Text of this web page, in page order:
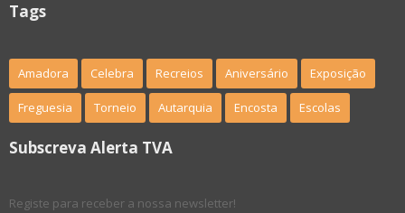
Tags
Amadora Celebra Recreios Aniversário Exposição
Freguesia Torneio Autarquia Encosta Escolas
Subscreva Alerta TVA
Registe para receber a nossa newsletter!